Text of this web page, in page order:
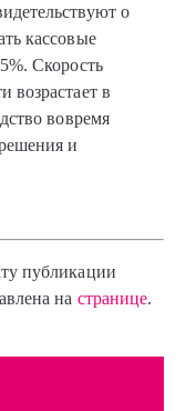
о
кассовые
Скорость
возрастает в
вовремя
и
публикации
на странице.